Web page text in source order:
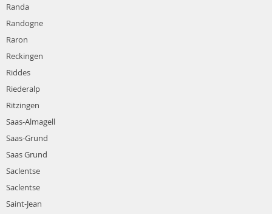
Randa
Randogne
Raron
Reckingen
Riddes
Riederalp
Ritzingen
Saas-Almagell
Saas-Grund
Saas Grund
Saclentse
Saclentse
Saint-Jean